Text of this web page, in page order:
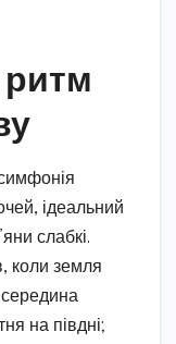
ритм
ідеальний
слабкі.
коли земля
середина
на півдні;